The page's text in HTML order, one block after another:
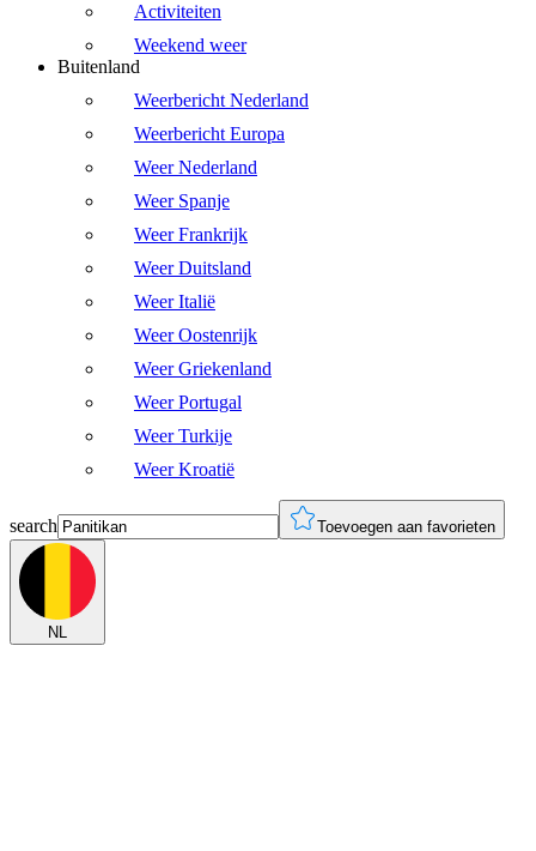
Activiteiten
Weekend weer
Buitenland
Weerbericht Nederland
Weerbericht Europa
Weer Nederland
Weer Spanje
Weer Frankrijk
Weer Duitsland
Weer Italië
Weer Oostenrijk
Weer Griekenland
Weer Portugal
Weer Turkije
Weer Kroatië
search Toevoegen aan favorieten
NL